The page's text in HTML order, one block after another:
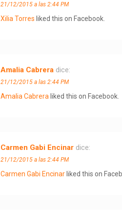
21/12/2015 a las 2:44 PM
Xilia Torres liked this on Facebook.
Amalia Cabrera dice:
21/12/2015 a las 2:44 PM
Amalia Cabrera liked this on Facebook.
Carmen Gabi Encinar dice:
21/12/2015 a las 2:44 PM
Carmen Gabi Encinar liked this on